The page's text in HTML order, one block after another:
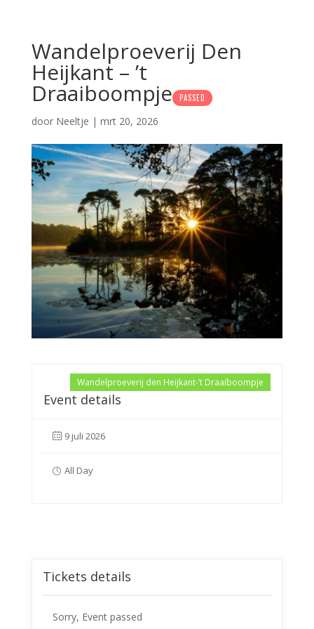
Wandelproeverij Den
Heijkant – ’t
Draaiboompje PASSED
door Neeltje | mrt 20, 2026
Wandelproeverij den Heijkant-’t Draaiboompje
Event details
9 juli 2026
All Day
Tickets details
Sorry, Event passed